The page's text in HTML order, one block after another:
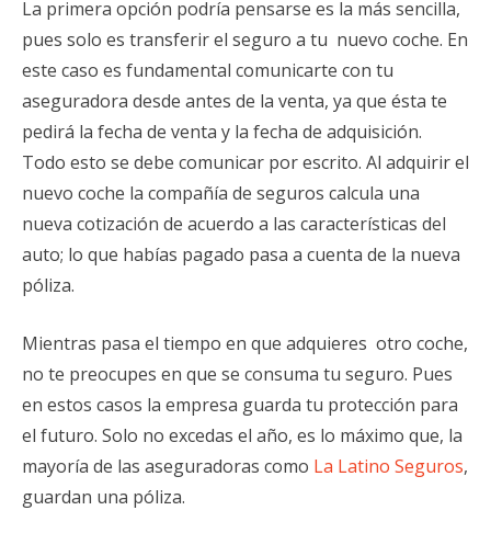
La primera opción podría pensarse es la más sencilla,
pues solo es transferir el seguro a tu nuevo coche. En
este caso es fundamental comunicarte con tu
aseguradora desde antes de la venta, ya que ésta te
pedirá la fecha de venta y la fecha de adquisición.
Todo esto se debe comunicar por escrito. Al adquirir el
nuevo coche la compañía de seguros calcula una
nueva cotización de acuerdo a las características del
auto; lo que habías pagado pasa a cuenta de la nueva
póliza.
Mientras pasa el tiempo en que adquieres otro coche,
no te preocupes en que se consuma tu seguro. Pues
en estos casos la empresa guarda tu protección para
el futuro. Solo no excedas el año, es lo máximo que, la
mayoría de las aseguradoras como La Latino Seguros,
guardan una póliza.